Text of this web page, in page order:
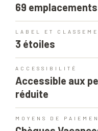
69 emplacements
LABEL ET
3 étoiles
ACCESSIBILITÉ
Accessible aux
réduite
MOYENS DE